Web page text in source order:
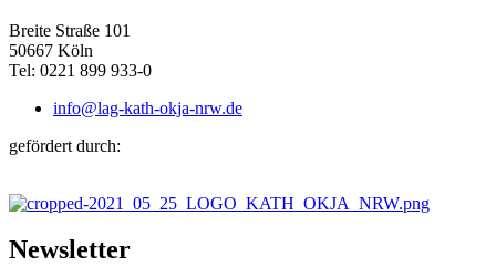
Breite Straße 101
50667 Köln
Tel: 0221 899 933-0
info@lag-kath-okja-nrw.de
gefördert durch:
Newsletter